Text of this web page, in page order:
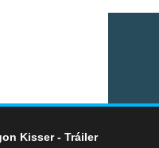
Kisser - Tráiler